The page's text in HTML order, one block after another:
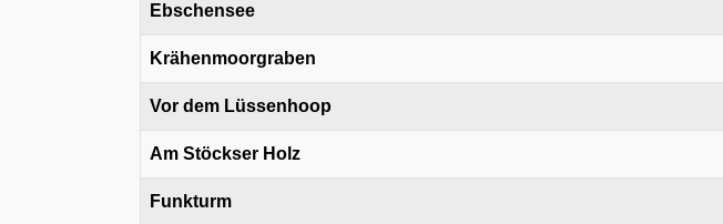
Ebschensee
Krähenmoorgraben
Vor dem Lüssenhoop
Am Stöckser Holz
Funkturm